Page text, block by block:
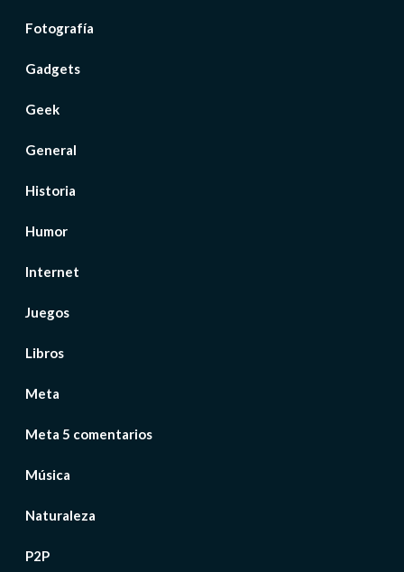
Fotografía
Gadgets
Geek
General
Historia
Humor
Internet
Juegos
Libros
Meta
Meta 5 comentarios
Música
Naturaleza
P2P